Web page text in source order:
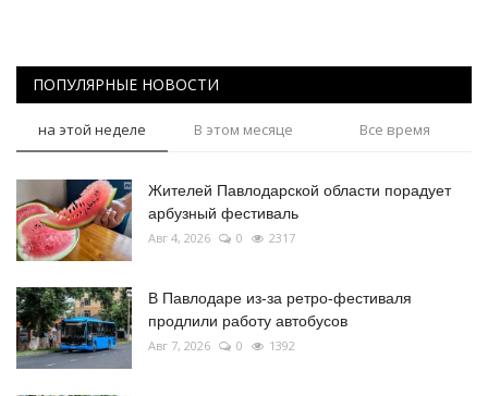
ПОПУЛЯРНЫЕ НОВОСТИ
на этой неделе В этом месяце Все время
Жителей Павлодарской области порадует
арбузный фестиваль
Авг 4, 2026 0 2317
В Павлодаре из-за ретро-фестиваля
продлили работу автобусов
Авг 7, 2026 0 1392